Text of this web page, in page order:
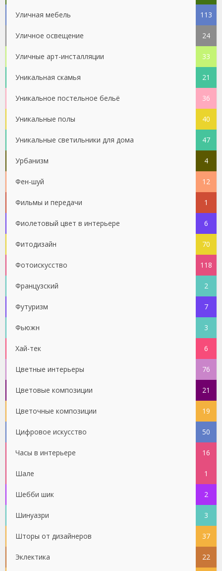
Уличная мебель 113
Уличное освещение 24
Уличные арт-инсталляции 33
Уникальная скамья 21
Уникальное постельное бельё 36
Уникальные полы 40
Уникальные светильники для дома 47
Урбанизм 4
Фен-шуй 12
Фильмы и передачи 1
Фиолетовый цвет в интерьере 6
Фитодизайн 70
Фотоискусство 118
Французский 2
Футуризм 7
Фьюжн 3
Хай-тек 6
Цветные интерьеры 76
Цветовые композиции 21
Цветочные композиции 19
Цифровое искусство 50
Часы в интерьере 16
Шале 1
Шебби шик 2
Шинуазри 3
Шторы от дизайнеров 37
Эклектика 22